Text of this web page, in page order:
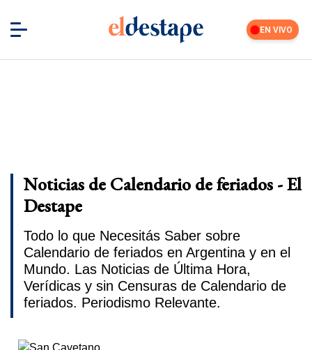
EN VIVO
Noticias de Calendario de feriados - El
Destape
Todo lo que Necesitás Saber sobre
Calendario de feriados en Argentina y en el
Mundo. Las Noticias de Última Hora,
Verídicas y sin Censuras de Calendario de
feriados. Periodismo Relevante.